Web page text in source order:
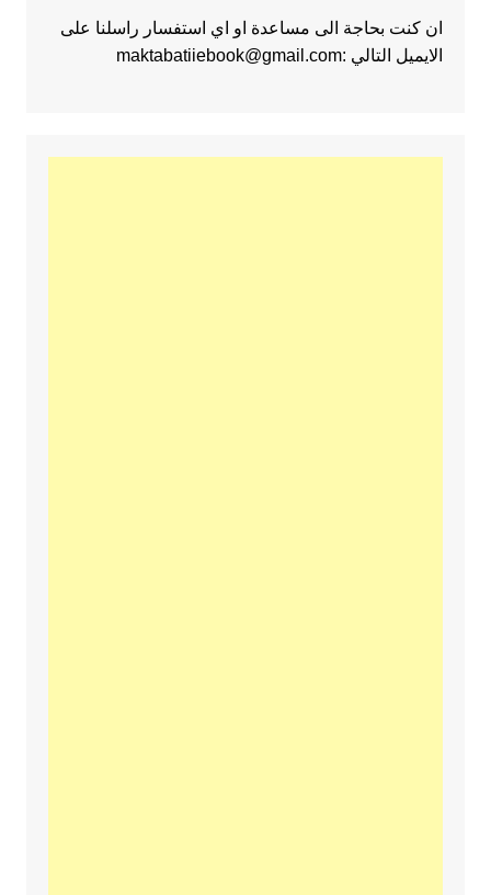
ان كنت بحاجة الى مساعدة او اي استفسار راسلنا على
الايميل التالي :maktabatiiebook@gmail.com